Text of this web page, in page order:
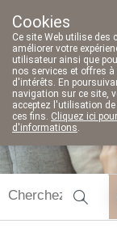
Aujourd'hui A
Cookies
Ce site Web utilise des
améliorer votre
utilisateur ainsi que
nos services et offres à
d'intérêts. En
navigation sur ce site,
acceptez l'utilisation de
ces fins. Cliquez ici
d'informations.